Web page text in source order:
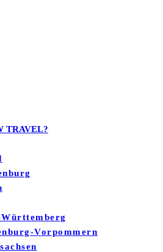
TRAVEL?
Württemberg
Vorpommern